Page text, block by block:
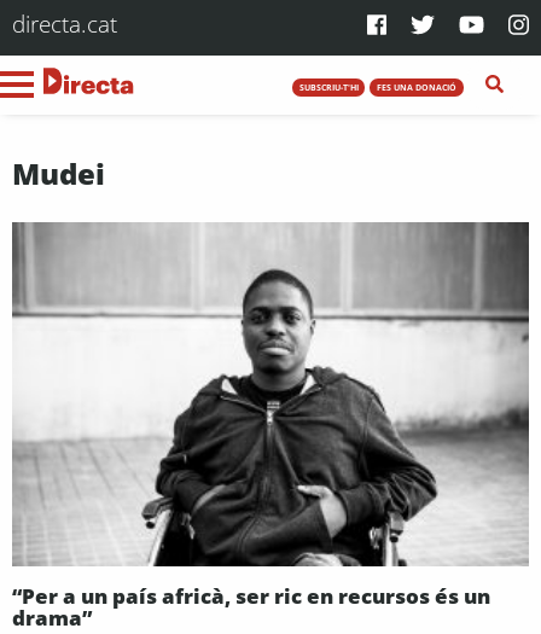
directa.cat
SUBSCRIU-T'HI FES UNA DONACIÓ
Mudei
“Per a un país africà, ser ric en recursos és un
drama”